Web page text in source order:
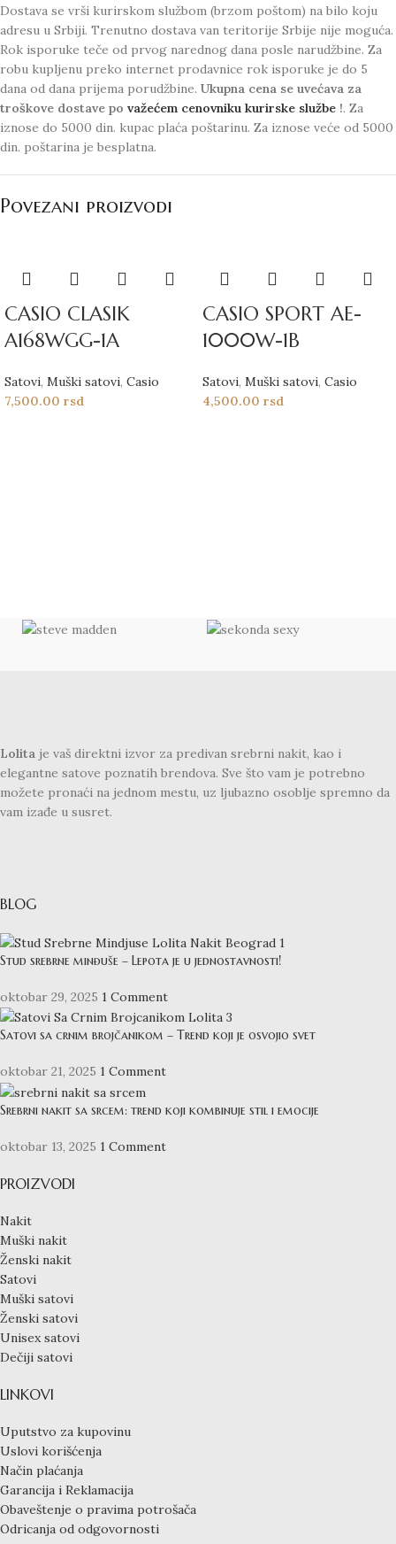
Dostava se vrši kurirskom službom (brzom poštom) na bilo koju
adresu u Srbiji. Trenutno dostava van teritorije Srbije nije moguća.
Rok isporuke teče od prvog narednog dana posle narudžbine. Za
robu kupljenu preko internet prodavnice rok isporuke je do 5
dana od dana prijema porudžbine. Ukupna cena se uvećava za
troškove dostave po važećem cenovniku kurirske službe !. Za
iznose do 5000 din. kupac plaća poštarinu. Za iznose veće od 5000
din. poštarina je besplatna.
Povezani proizvodi
CASIO CLASIK
A168WGG-1A
Satovi, Muški satovi, Casio
7,500.00 rsd
CASIO SPORT AE-
1000W-1B
Satovi, Muški satovi, Casio
4,500.00 rsd
Lolita je vaš direktni izvor za predivan srebrni nakit, kao i
elegantne satove poznatih brendova. Sve što vam je potrebno
možete pronaći na jednom mestu, uz ljubazno osoblje spremno da
vam izađe u susret.
BLOG
Stud srebrne minđuše – Lepota je u jednostavnosti!
oktobar 29, 2025 1 Comment
Satovi sa crnim brojčanikom – Trend koji je osvojio svet
oktobar 21, 2025 1 Comment
Srebrni nakit sa srcem: trend koji kombinuje stil i emocije
oktobar 13, 2025 1 Comment
PROIZVODI
Nakit
Muški nakit
Ženski nakit
Satovi
Muški satovi
Ženski satovi
Unisex satovi
Dečiji satovi
LINKOVI
Uputstvo za kupovinu
Uslovi korišćenja
Način plaćanja
Garancija i Reklamacija
Obaveštenje o pravima potrošača
Odricanja od odgovornosti